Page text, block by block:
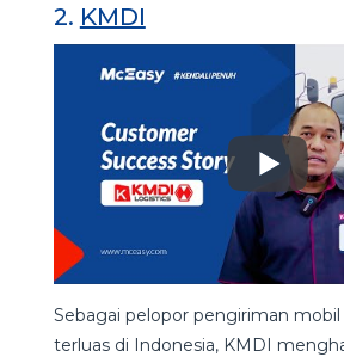
2. KMDI
Sebagai pelopor pengiriman
terluas di Indonesia, KMDI